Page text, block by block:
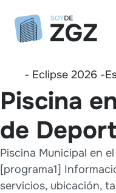
- Eclipse 2026 -
Piscina
de
Piscina Municipal en
[programa1]
servicios, ubicación,